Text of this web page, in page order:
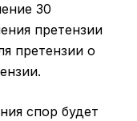
30
претензии
претензии о
спор будет